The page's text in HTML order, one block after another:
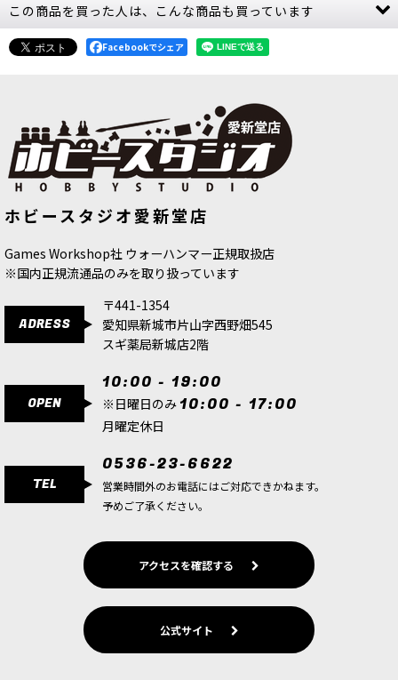
[シタデルカラー：SHADE] AGRAX EARTHSHADE
アグラックス・アースシェイド[24-15]
980円(税込)
は多くの謎に包まれており、その名が示す意味に
ついては、有識者の間で白熱した議論が交わされ
ている。
[シタデルカラー：LAYER] ELYSIAN GREEN エリ
580円(税込)
若草色。イエローグリーン。「エリシアン」と
は、ウォーハンマー40,000に浮かぶ惑星エリシア
連隊の故郷である。
[ウォーハンマーカラー：LAYER] オグリン・カ
5点
萌黄色。くすんだイエローグリーン。「オグリ
種。強重力下の惑星に入植した結果、巨大化した
（知能はかなり退化した）人類。
この商品を買った人は、こんな商品も買っています
DEATHWORLD FOREST デスワール
ド・フォレスト[ 21-15]
580
(税込)
NIHILAKH OXIDE ニヒラーク・オキサ
イド
580円(税込)
Facebookでシェア
ホビースタジオ愛新堂店
Games Workshop社 ウォーハンマー正規取扱店
※国内正規流通品のみを取り扱っています
ADRESS
〒441-1354
愛知県新城市片山字西野畑545
スギ薬局新城店2階
OPEN
10:00 - 19:00
※日曜日のみ 10:00 - 17:00
月曜定休日
TEL
0536-23-6622
営業時間外のお電話にはご対応できかねます。
予めご了承ください。
アクセスを確認する
公式サイト